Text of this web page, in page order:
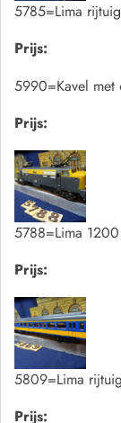
5785=Lima
Prijs:
5990=Kavel met
Prijs:
5788=Lima
Prijs:
5809=Lima
Prijs: